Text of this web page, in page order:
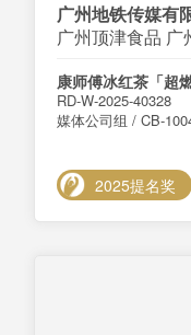
广州地铁传媒有
广州顶津食品 广
康师傅冰红茶「超
RD-W-2025-40328
媒体公司组 / CB-
2025提名奖